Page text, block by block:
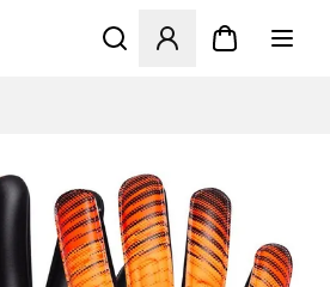
Åbner en Modal til at